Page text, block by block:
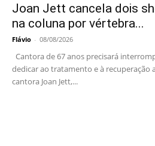
Joan Jett cancela dois
na coluna por vértebra...
Flávio - 08/08/2026
Cantora de 67 anos precisará
dedicar ao tratamento e à recuperação
cantora Joan Jett,...